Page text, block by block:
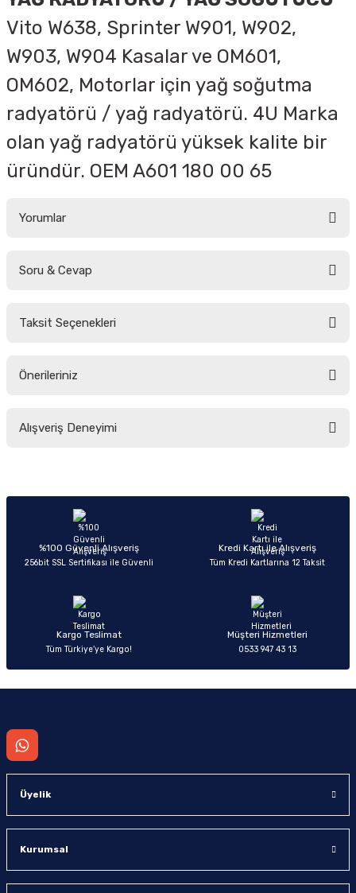
Vito W638, Sprinter W901, W902,
W903, W904 Kasalar ve OM601,
OM602, Motorlar için yağ soğutma
radyatörü / yağ radyatörü. 4U Marka
olan yağ radyatörü yüksek kalite bir
üründür. OEM A601 180 00 65
Yorumlar
Soru & Cevap
Taksit Seçenekleri
Önerileriniz
yetersiz gördüğünüz noktaları öneri formunu kullanarak tarafımıza
Ürün açıklamasında eksik bilgiler bulunuyor.
Ürün bilgilerinde hatalar bulunuyor.
Ürün fiyatı diğer sitelerden daha pahalı.
Alışveriş Deneyimi
Sitemize ilk yorumu siz yapın!
%100 Güvenli Alışveriş
256bit SSL Sertifikası ile Güvenli
Kredi Kartı ile Alışveriş
Tüm Kredi Kartlarına 12 Taksit
Kargo Teslimat
Tüm Türkiye’ye Kargo!
Müşteri Hizmetleri
0533 947 43 13
Üyelik
Kurumsal